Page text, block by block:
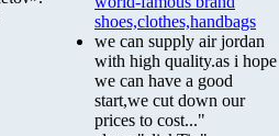
shoes,clothes,handbags
we can supply air jordan
with high quality.as i hope
we can have a good
start,we cut down our
prices to cost..."